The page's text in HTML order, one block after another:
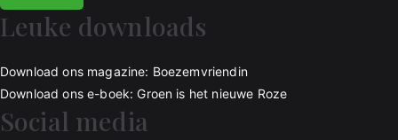
Leuke downloads
Download ons magazine: Boezemvriendin
Download ons e-boek: Groen is het nieuwe Roze
Social media